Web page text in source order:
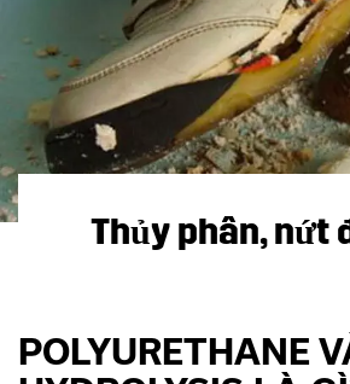
Thủy phân, nứt
POLYURETHANE